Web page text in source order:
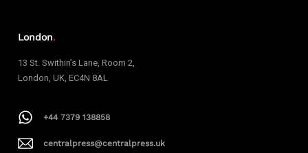
London.
13 St. Swithin’s Lane, Room 2,
London, UK, EC4N 8AL
+44 7379 138858
centralpress@centralpress.uk